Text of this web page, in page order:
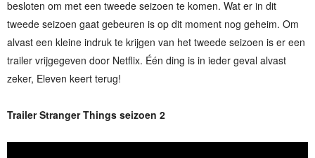
besloten om met een tweede seizoen te komen. Wat er in dit
tweede seizoen gaat gebeuren is op dit moment nog geheim. Om
alvast een kleine indruk te krijgen van het tweede seizoen is er een
trailer vrijgegeven door Netflix. Één ding is in ieder geval alvast
zeker, Eleven keert terug!
Trailer Stranger Things seizoen 2